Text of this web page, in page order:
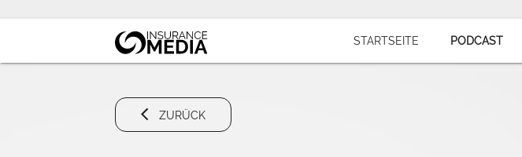
STARTSEITE PODCAST
ZURÜCK